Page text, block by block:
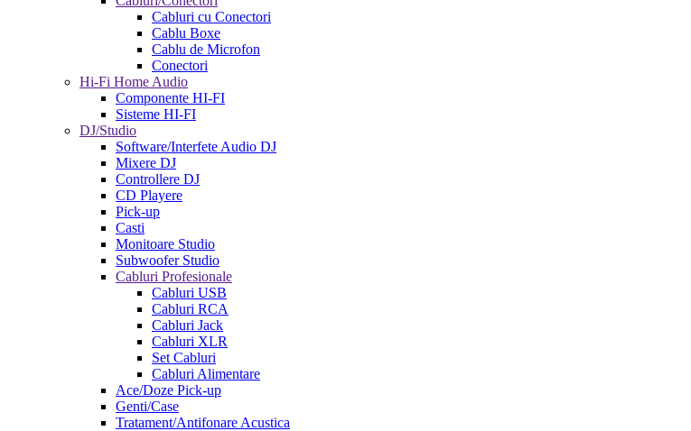
Cabluri cu Conectori
Cablu Boxe
Cablu de Microfon
Conectori
Hi-Fi Home Audio
Componente HI-FI
Sisteme HI-FI
DJ/Studio
Software/Interfete Audio DJ
Mixere DJ
Controllere DJ
CD Playere
Pick-up
Casti
Monitoare Studio
Subwoofer Studio
Cabluri Profesionale
Cabluri USB
Cabluri RCA
Cabluri Jack
Cabluri XLR
Set Cabluri
Cabluri Alimentare
Ace/Doze Pick-up
Genti/Case
Tratament/Antifonare Acustica